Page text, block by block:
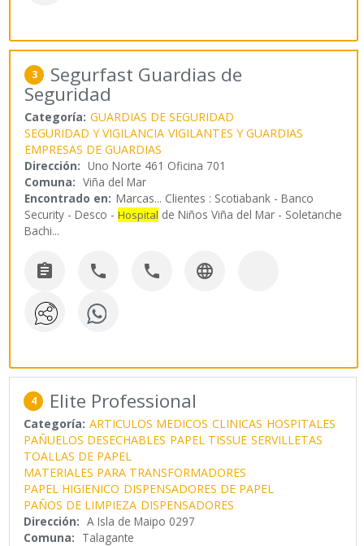
3 Segurfast Guardias de
Seguridad
Categoría: GUARDIAS DE SEGURIDAD
SEGURIDAD Y VIGILANCIA VIGILANTES Y GUARDIAS
EMPRESAS DE GUARDIAS
Dirección: Uno Norte 461 Oficina 701
Comuna: Viña del Mar
Encontrado en: Marcas... Clientes : Scotiabank - Banco
Security - Desco -Hospital de Niños Viña del Mar - Soletanche
Bachi...
   
4 Elite Professional
Categoría: ARTICULOS MEDICOS CLINICAS HOSPITALES
PAÑUELOS DESECHABLES PAPEL TISSUE SERVILLETAS
TOALLAS DE PAPEL
MATERIALES PARA TRANSFORMADORES
PAPEL HIGIENICO DISPENSADORES DE PAPEL
PAÑOS DE LIMPIEZA DISPENSADORES
Dirección: A Isla de Maipo 0297
Comuna: Talagante